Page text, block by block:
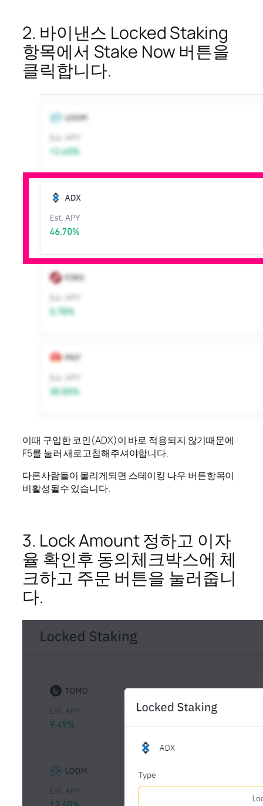
2. 바이낸스 Locked Staking
항목에서 Stake Now 버튼을
클릭합니다.
이때 구입한 코인(ADX)이 바로 적용되지 않기때문에
F5를 눌러 새로고침해주셔야합니다.
다른사람들이 몰리게되면 스테이킹 나우 버튼항목이
비활성될수 있습니다.
3. Lock Amount 정하고 이자
율 확인후 동의체크박스에 체
크하고 주문 버튼을 눌러줍니
다.